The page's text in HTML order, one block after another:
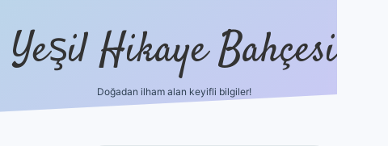
Yeşil Hikaye Bahçesi
Doğadan ilham alan keyifli bilgiler!